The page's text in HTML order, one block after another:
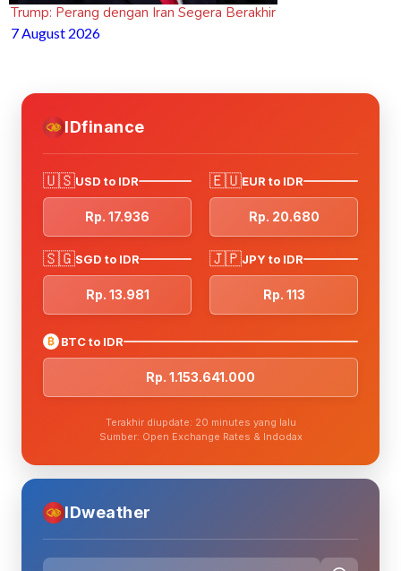
Trump: Perang dengan Iran Segera Berakhir
7 August 2026
IDfinance
🇺🇸USD to IDR
Rp. 17.936
🇪🇺EUR to IDR
Rp. 20.680
🇸🇬SGD to IDR
Rp. 13.981
🇯🇵JPY to IDR
Rp. 113
₿ BTC to IDR
Rp. 1.153.641.000
Terakhir diupdate: 20 minutes yang lalu
Sumber: Open Exchange Rates & Indodax
IDweather